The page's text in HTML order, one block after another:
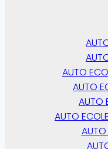
AUTO
AUTO
AUTO
AUTO
AUTO